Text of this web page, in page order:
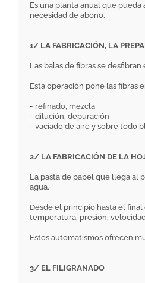
Es una planta anual que
necesidad de abono.
1/ LA FABRICACIÓN, LA
Las balas de fibras se
Esta operación pone las fibras
- refinado, mezcla
- dilución, depuración
- vaciado de aire y sobre todo
2/ LA FABRICACIÓN DE LA
La pasta de papel que llega al
agua.
Desde el principio hasta el
temperatura, presión,
Estos automatismos ofrecen
3/ EL FILIGRANADO